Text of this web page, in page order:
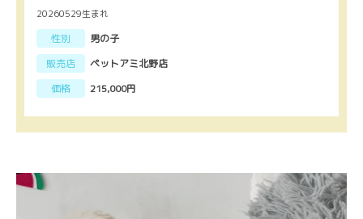
20260529生まれ
性別
男の子
販売店
ペットアミ北野店
価格
215,000円